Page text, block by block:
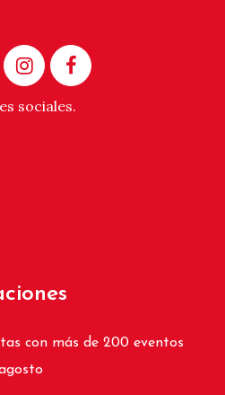
sociales.
con más de 200 eventos